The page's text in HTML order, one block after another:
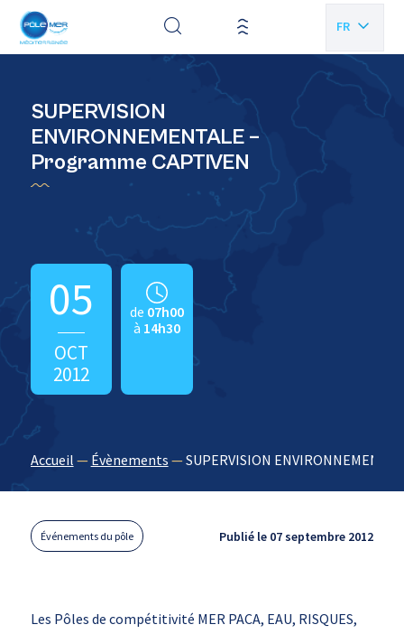
FR
SUPERVISION
ENVIRONNEMENTALE –
Programme CAPTIVEN
05
OCT
2012
de 07h00
à 14h30
Accueil — Évènements —SUPERVISION
Événements du pôle Publié le 07 septembre 2012
Les Pôles de compétitivité MER PACA, EAU, RISQUES,
Panneau de gestion des cookies